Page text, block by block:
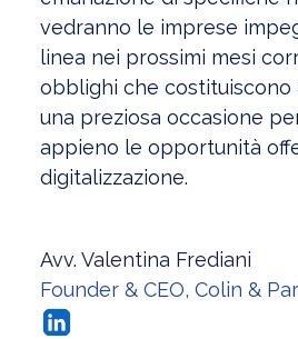
vedranno le imprese
linea nei prossimi mesi
obblighi che costituiscono
una preziosa occasione
appieno le opportunità
digitalizzazione.
Avv. Valentina Frediani
Founder & CEO, Colin &